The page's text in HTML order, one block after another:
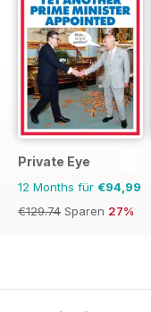
Private Eye
12 Months für €94,99
€129.74 Sparen 27%